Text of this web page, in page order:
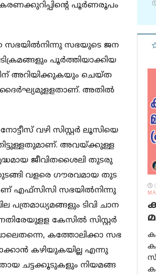
പൂ​​​​ർ​​​​ണ​​​​രൂ​​​​പം
സ​​​​ഭ​​​​യി​​​​ൽ​​​​നി​​​​ന്നു സ​​​​ഭ​​​​യു​​​​ടെ ജ​​​​ന​​​​
പൂ​​​​ർ​​​​ത്തി​​​​യാ​​​​ക്കി​​​​യ​​​​
അ​​​​റി​​​​യി​​​​ക്കു​​​​ക​​​​യും ചെ​​​​യ്ത​​​​
ദൈ​​​​ർ​​​​ഘ്യ​​​​മു​​​​ള​​​​ള​​​​താ​​​​ണ്. അ​​​​തി​​​​ൽ
വ​​​​ഴി സി​​​​സ്റ്റ​​​​ർ ലൂ​​​​സി​​​​യെ
അ​​​​വ​​​​യ്ക്കു​​​​ള്ള
ജീ​​​​വി​​​​ത​​​ശൈ​​​​ലി തു​​​​ട​​​​രു​​​​
വ​​​​ള​​​​രെ ഗൗ​​​​ര​​​​വ​​​​മാ​​​​യ തു​​​​ട​​​​
എ​​​​ഫ്സി​​​​സി സ​​​​ഭ​​​​യി​​​​ൽ​​​​നി​​​​ന്നു
ടി​​​വി ചാ​​​​ന​​​​
കേ​​​​സി​​​​ൽ സി​​​​സ്റ്റ​​​​ർ
ക​​​​ത്തോ​​​​ലി​​​​ക്കാ സ​​​​ഭ​​​​
ക​​​​ഴി​​​​യു​​​​ക​​​​യി​​​​ല്ല എ​​​​ന്നു​​​​
ച​​​​ട്ട​​​​ക്കൂ​​​​ടു​​​​ക​​​​ളും നി​​​​യ​​​​മ​​​​ങ്ങ​​​​